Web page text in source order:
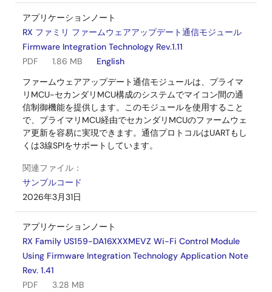
アプリケーションノート
RX ファミリ ファームウェアアップデート通信モジュール
Firmware Integration Technology Rev.1.11
PDF
1.86 MB
English
ファームウェアアップデート通信モジュールは、プライマ
リMCU-セカンダリMCU構成のシステムでマイコン間の通
信制御機能を提供します。このモジュールを使用すること
で、プライマリMCU経由でセカンダリMCUのファームウェ
ア更新を容易に実現できます。通信プロトコルはUARTもし
くは3線SPIをサポートしています。
関連ファイル：
サンプルコード
2026年3月31日
アプリケーションノート
RX Family US159-DA16XXXMEVZ Wi-Fi Control Module
Using Firmware Integration Technology Application Note
Rev. 1.41
PDF
3.28 MB